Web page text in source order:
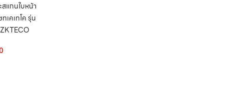
แกนใบหน้า
เคเทโค รุ่น